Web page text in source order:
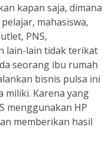
kapan saja, dimana
mahasiswa,
PNS,
lain-lain tidak terikat
seorang ibu rumah
bisnis pulsa ini
miliki. Karena yang
menggunakan HP
memberikan hasil